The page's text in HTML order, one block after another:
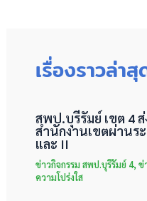
เรื่องราวล่าสุ
สพป.บุรีรัมย์ เขต 4 ส่
สำนักงานเขตผ่านร
และ II
ข่าวกิจกรรม สพป.บุรีรัมย์ 4, ข่
ความโปร่งใส